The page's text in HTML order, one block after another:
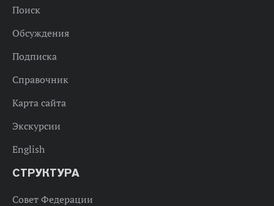
Поиск
Обсуждения
Подписка
Справочник
Карта сайта
Экскурсии
English
СТРУКТУРА
Совет Федерации